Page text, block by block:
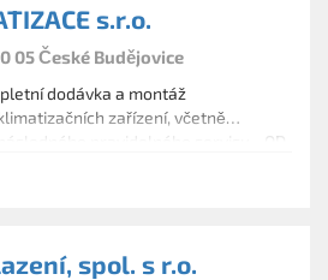
a mrazících boxů
chladících zařízení pro
ČERPADLA
tepelných čerpadel VZDUCH - VODA
s.r.o.
05 České Budějovice
dodávka a montáž
zařízení, včetně
pravidelného servisu - OD
spol. s r.o.